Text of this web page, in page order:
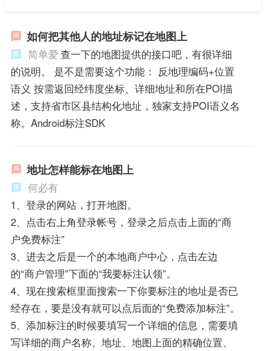
如何把其他人的地址标记在地图上
简单爱 查一下的地图提供的接口吧，有很详细
的说明。 是不是需要这个功能： 反地理编码+位置
语义 按需返回经纬度坐标、详细地址和所在POI描
述，支持省市区县结构化地址，独家支持POI语义名
称。Android标注SDK
地址怎样能标在地图上
何必有
1、登录的网站，打开地图。
2、点击右上角登录帐号，登录之后点击上面的“商
户免费标注”
3、进去之后是一个的本地商户中心，点击左边
的“商户管理”下面的“我要标注认领”。
4、现在搜索框里面搜索一下你要标注的地址是否已
经存在，要是没有就可以点后面的“免费添加标注”。
5、添加标注的时候要填写一个详细的信息，需要填
写详细的商户名称、地址、地图上面的精确位置、